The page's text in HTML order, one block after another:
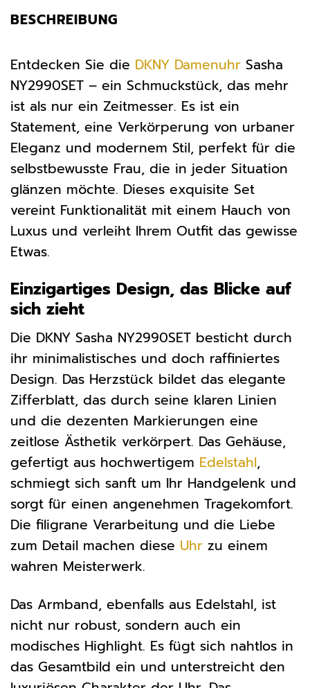
BESCHREIBUNG
Entdecken Sie die DKNY Damenuhr Sasha
NY2990SET – ein Schmuckstück, das mehr
ist als nur ein Zeitmesser. Es ist ein
Statement, eine Verkörperung von urbaner
Eleganz und modernem Stil, perfekt für die
selbstbewusste Frau, die in jeder Situation
glänzen möchte. Dieses exquisite Set
vereint Funktionalität mit einem Hauch von
Luxus und verleiht Ihrem Outfit das gewisse
Etwas.
Einzigartiges Design, das Blicke auf
sich zieht
Die DKNY Sasha NY2990SET besticht durch
ihr minimalistisches und doch raffiniertes
Design. Das Herzstück bildet das elegante
Zifferblatt, das durch seine klaren Linien
und die dezenten Markierungen eine
zeitlose Ästhetik verkörpert. Das Gehäuse,
gefertigt aus hochwertigem Edelstahl,
schmiegt sich sanft um Ihr Handgelenk und
sorgt für einen angenehmen Tragekomfort.
Die filigrane Verarbeitung und die Liebe
zum Detail machen diese Uhr zu einem
wahren Meisterwerk.
Das Armband, ebenfalls aus Edelstahl, ist
nicht nur robust, sondern auch ein
modisches Highlight. Es fügt sich nahtlos in
das Gesamtbild ein und unterstreicht den